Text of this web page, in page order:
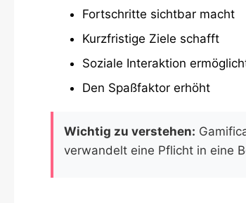
Fortschritte sichtbar macht
Kurzfristige Ziele schafft
Soziale Interaktion
Den Spaßfaktor erhöht
Wichtig zu verstehen:
verwandelt eine Pflicht in eine